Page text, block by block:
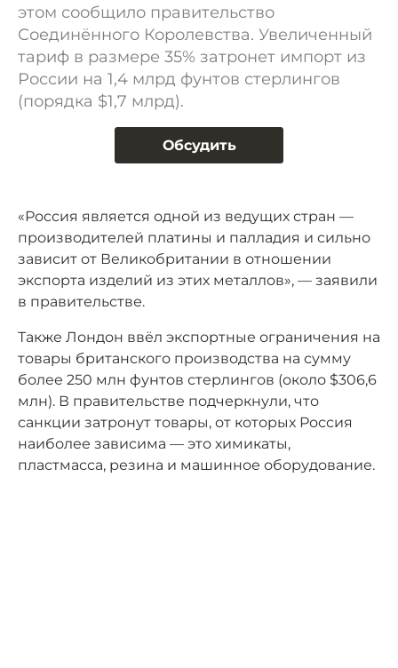
этом сообщило правительство
Соединённого Королевства. Увеличенный
тариф в размере 35% затронет импорт из
России на 1,4 млрд фунтов стерлингов
(порядка $1,7 млрд).
Обсудить
«Россия является одной из ведущих стран —
производителей платины и палладия и сильно
зависит от Великобритании в отношении
экспорта изделий из этих металлов», — заявили
в правительстве.
Также Лондон ввёл экспортные ограничения на
товары британского производства на сумму
более 250 млн фунтов стерлингов (около $306,6
млн). В правительстве подчеркнули, что
санкции затронут товары, от которых Россия
наиболее зависима — это химикаты,
пластмасса, резина и машинное оборудование.